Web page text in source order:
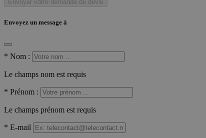
Envoyer votre demande de devis
Envoyez un message à
* Nom :
Le champs nom est requis
* Prénom :
Le champs prénom est requis
* E-mail